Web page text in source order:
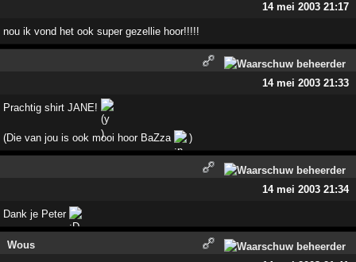
14 mei 2003 21:17
nou ik vond het ook super gezellie hoor!!!!!
14 mei 2003 21:33
Prachtig shirt JANE!
(Die van jou is ook mooi hoor BaZza )
14 mei 2003 21:34
Dank je Peter
Wous